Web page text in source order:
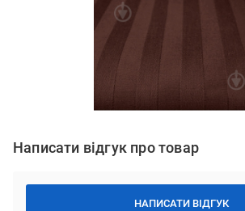
Написати відгук про товар
НАПИСАТИ ВІДГУК